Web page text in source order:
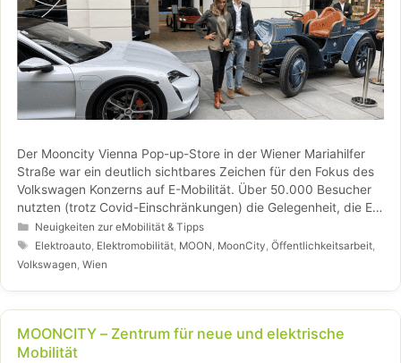
Der Mooncity Vienna Pop-up-Store in der Wiener Mariahilfer
Straße war ein deutlich sichtbares Zeichen für den Fokus des
Volkswagen Konzerns auf E-Mobilität. Über 50.000 Besucher
nutzten (trotz Covid-Einschränkungen) die Gelegenheit, die E-
Fahrzeuge aus der Nähe zu sehen und sich beraten zu lassen.
Kategorien
Neuigkeiten zur eMobilität & Tipps
Schlagwörter
Elektroauto, Elektromobilität, MOON, MoonCity,Öffentlichkeitsarbeit,
Volkswagen, Wien
MOONCITY – Zentrum für neue und elektrische
Mobilität